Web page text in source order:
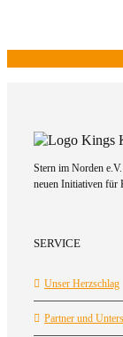
Stern im Norden
neuen Initiativen für
SERVICE
Unser Herzschlag
Partner und